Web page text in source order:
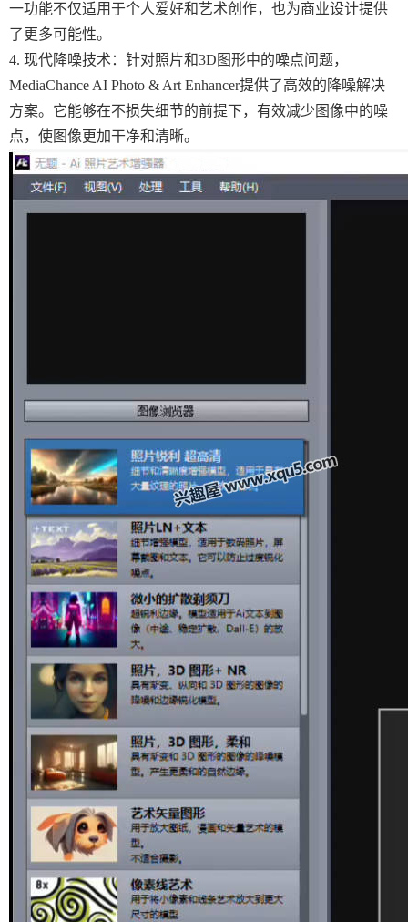
一功能不仅适用于个人爱好和艺术创作，也为商业设计提供
了更多可能性。
4. 现代降噪技术：针对照片和3D图形中的噪点问题，
MediaChance AI Photo & Art Enhancer提供了高效的降噪解决
方案。它能够在不损失细节的前提下，有效减少图像中的噪
点，使图像更加干净和清晰。